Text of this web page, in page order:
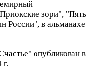
зори", "Пять
России", в альманахе
опубликован в